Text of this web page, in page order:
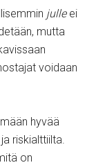
julleei
mutta
voidaan
hyvää
riskialttiilta.
on